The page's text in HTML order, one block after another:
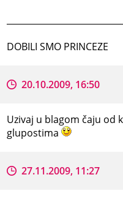
DOBILI SMO PRINCEZE
20.10.2009, 16:50
Uzivaj u blagom čaju od
glupostima
27.11.2009, 11:27